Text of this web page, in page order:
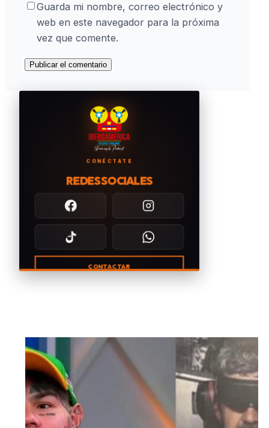
Guarda mi nombre, correo electrónico y
web en este navegador para la próxima
vez que comente.
CONÉCTATE
REDES SOCIALES
CONTACTAR